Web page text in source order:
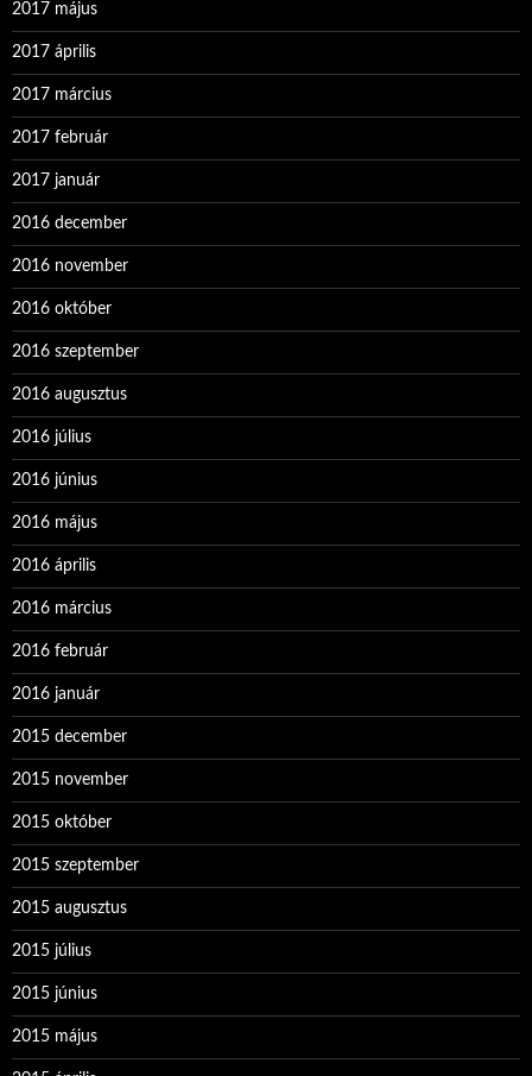
2017 május
2017 április
2017 március
2017 február
2017 január
2016 december
2016 november
2016 október
2016 szeptember
2016 augusztus
2016 július
2016 június
2016 május
2016 április
2016 március
2016 február
2016 január
2015 december
2015 november
2015 október
2015 szeptember
2015 augusztus
2015 július
2015 június
2015 május